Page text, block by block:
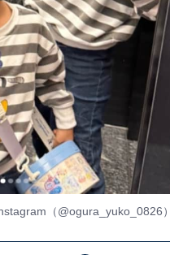
（@ogura_yuko_0826）